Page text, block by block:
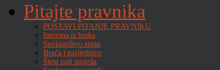
Pitajte pravnika
POSTAVI PITANJE PRAVNIKU
Imovina iz braka
Suvlasništvo stana
Braća i nasljedstvo
Šteta radi susjeda